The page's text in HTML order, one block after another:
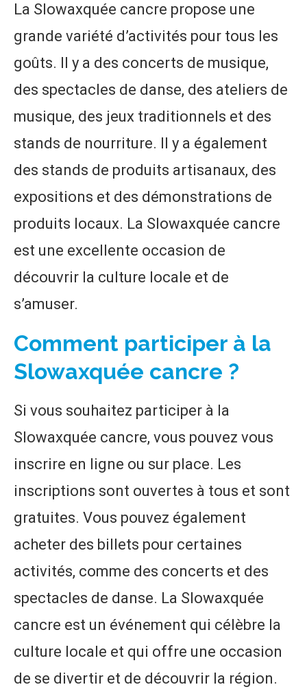
La Slowaxquée cancre propose une
grande variété d’activités pour tous les
goûts. Il y a des concerts de musique,
des spectacles de danse, des ateliers de
musique, des jeux traditionnels et des
stands de nourriture. Il y a également
des stands de produits artisanaux, des
expositions et des démonstrations de
produits locaux. La Slowaxquée cancre
est une excellente occasion de
découvrir la culture locale et de
s’amuser.
Comment participer à la
Slowaxquée cancre ?
Si vous souhaitez participer à la
Slowaxquée cancre, vous pouvez vous
inscrire en ligne ou sur place. Les
inscriptions sont ouvertes à tous et sont
gratuites. Vous pouvez également
acheter des billets pour certaines
activités, comme des concerts et des
spectacles de danse. La Slowaxquée
cancre est un événement qui célèbre la
culture locale et qui offre une occasion
de se divertir et de découvrir la région.